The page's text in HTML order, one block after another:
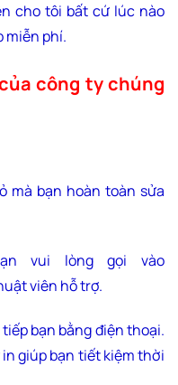
cho tôi bất cứ lúc nào
miễn phí.
công ty chúng
mà bạn hoàn toàn sửa
vui lòng gọi vào
viên hỗ trợ.
bạn bằng điện thoại.
giúp bạn tiết kiệm thời